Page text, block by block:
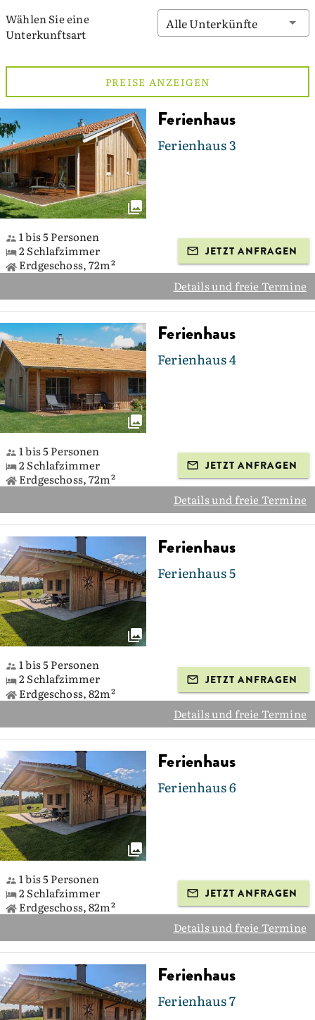
Wählen Sie eine
Unterkunftsart
Alle Unterkünfte
PREISE ANZEIGEN
Ferienhaus
Ferienhaus 3
1 bis 5 Personen
2 Schlafzimmer
Erdgeschoss, 72m²
JETZT ANFRAGEN
Details und freie Termine
Ferienhaus
Ferienhaus 4
1 bis 5 Personen
2 Schlafzimmer
Erdgeschoss, 72m²
JETZT ANFRAGEN
Details und freie Termine
Ferienhaus
Ferienhaus 5
1 bis 5 Personen
2 Schlafzimmer
Erdgeschoss, 82m²
JETZT ANFRAGEN
Details und freie Termine
Ferienhaus
Ferienhaus 6
1 bis 5 Personen
2 Schlafzimmer
Erdgeschoss, 82m²
JETZT ANFRAGEN
Details und freie Termine
Ferienhaus
Ferienhaus 7